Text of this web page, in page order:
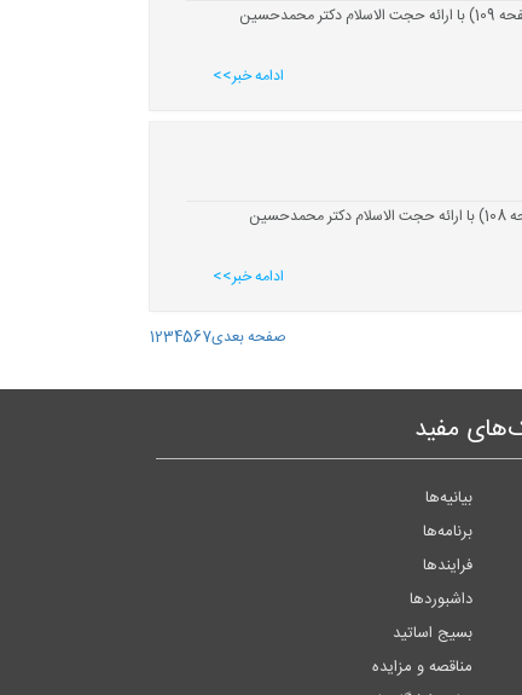
در ادامه برگزاری سلسله جلسات تفسیر و هم‌اندیشی بسیج اساتید دانشگاه یزد، جلسه تفسیر سوره مائده آیات 10 تا 13 (صفحه 109) با ارائه حجت الاسلام دکتر محمدحسین
ادامه خبر>>
در ادامه برگزاری سلسله جلسات تفسیر و هم‌اندیشی بسیج اساتید دانشگاه یزد، جلسه تفسیر آیات 6 تا 9 سوره مائده (صفحه 108) با ارائه حجت الاسلام دکتر محمدحسین
ادامه خبر>>
1234567صفحه بعدی
مفید
بیانیه‌ها
برنامه‌ها
فرایندها
داشبوردها
بسیج اساتید
مناقصه و مزایده